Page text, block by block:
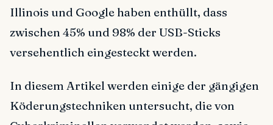
Illinois und Google haben enthüllt, dass
zwischen 45% und 98% der USB-Sticks
versehentlich eingesteckt werden.
In diesem Artikel werden einige der gängigen
Köderungstechniken untersucht, die von